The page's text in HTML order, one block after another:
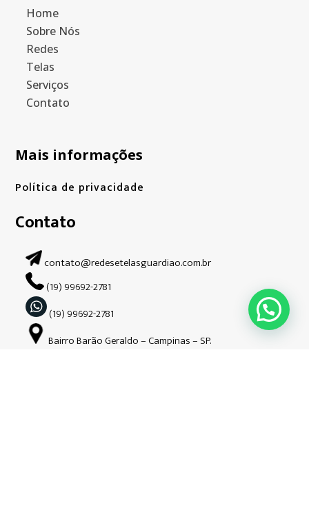
Home
Sobre Nós
Redes
Telas
Serviços
Contato
Mais informações
Política de privacidade
Contato
contato@redesetelasguardiao.com.br
(19) 99692-2781
(19) 99692-2781
Bairro Barão Geraldo – Campinas – SP.